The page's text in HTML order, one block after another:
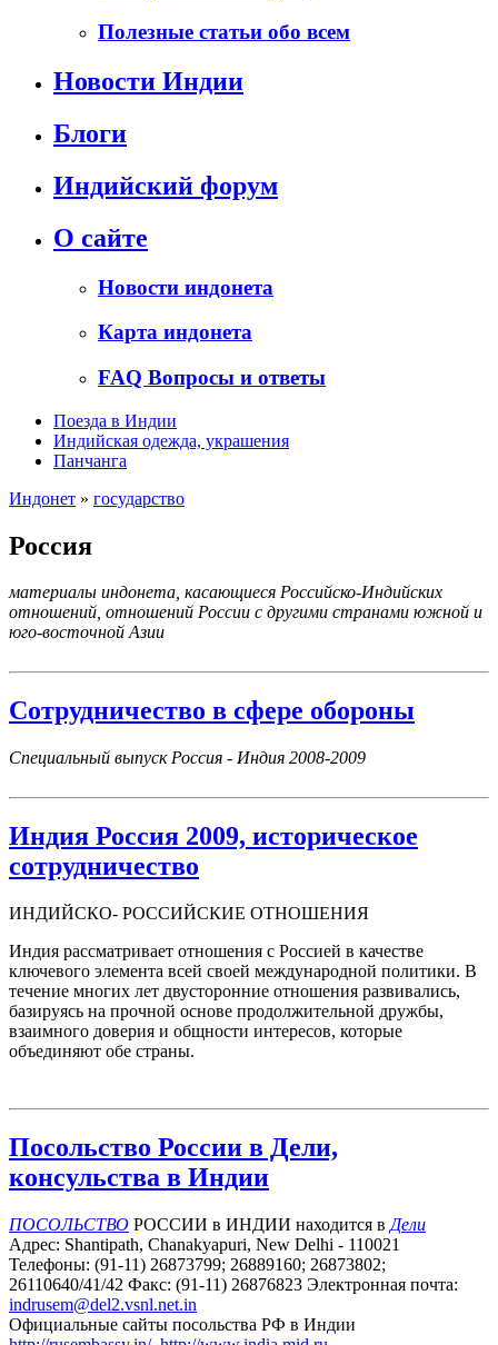
Полезные статьи обо всем
Новости Индии
Блоги
Индийский форум
О сайте
Новости индонета
Карта индонета
FAQ Вопросы и ответы
Поезда в Индии
Индийская одежда, украшения
Панчанга
Индонет » государство
Россия
материалы индонета, касающиеся Российско-Индийских
отношений, отношений России с другими странами южной и
юго-восточной Азии
Сотрудничество в сфере обороны
Специальный выпуск Россия - Индия 2008-2009
Индия Россия 2009, историческое
сотрудничество
ИНДИЙСКО- РОССИЙСКИЕ ОТНОШЕНИЯ
Индия рассматривает отношения с Россией в качестве
ключевого элемента всей своей международной политики. В
течение многих лет двусторонние отношения развивались,
базируясь на прочной основе продолжительной дружбы,
взаимного доверия и общности интересов, которые
объединяют обе страны.
Посольство России в Дели,
консульства в Индии
ПОСОЛЬСТВО РОССИИ в ИНДИИ находится в Дели
Адрес: Shantipath, Chanakyapuri, New Delhi - 110021
Телефоны: (91-11) 26873799; 26889160; 26873802;
26110640/41/42 Факс: (91-11) 26876823 Электронная почта:
indrusem@del2.vsnl.net.in
Официальные сайты посольства РФ в Индии